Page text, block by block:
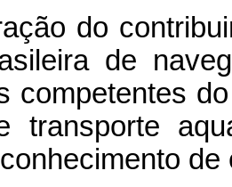
do
de
competentes
transporte
de